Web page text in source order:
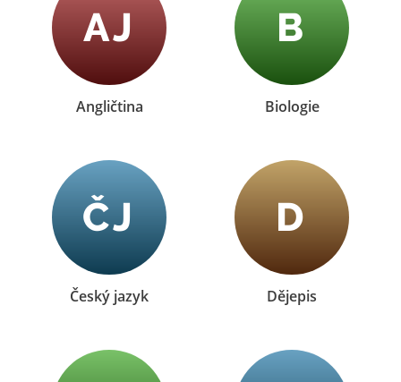
AJ
Angličtina
B
Biologie
ČJ
Český jazyk
D
Dějepis